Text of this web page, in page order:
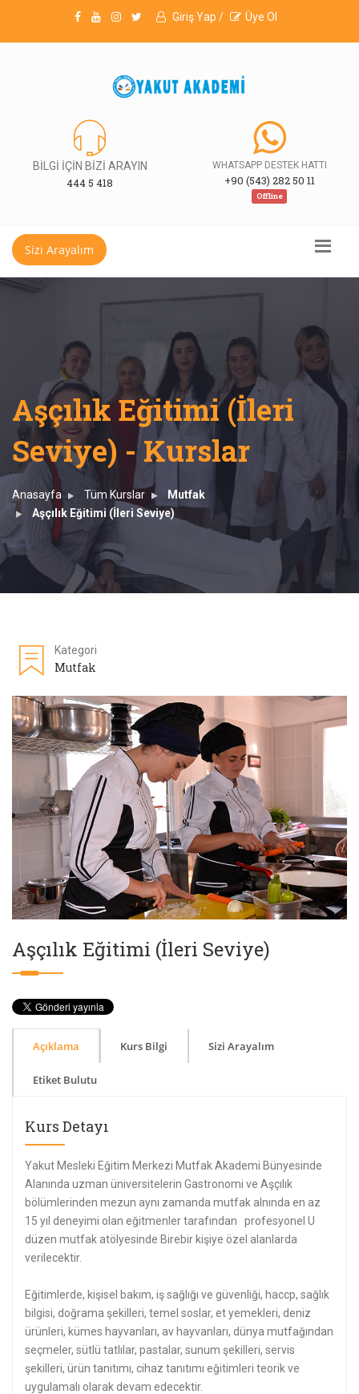
Giriş Yap / Üye Ol
BİLGİ İÇİN BİZİ ARAYIN
444 5 418
WHATSAPP DESTEK HATTI
+90 (543) 282 50 11
Offline
Sizi Arayalım
Aşçılık Eğitimi (İleri
Seviye) - Kurslar
Anasayfa Tüm Kurslar
Mutfak
Aşçılık Eğitimi (İleri Seviye)
Kategori
Mutfak
Aşçılık Eğitimi (İleri Seviye)
Açıklama Kurs Bilgi Sizi Arayalım
Etiket Bulutu
Kurs Detayı
Yakut Mesleki Eğitim Merkezi Mutfak Akademi Bünyesinde
Alanında uzman üniversitelerin Gastronomi ve Aşçılık
bölümlerinden mezun aynı zamanda mutfak alnında en az
15 yıl deneyimi olan eğitmenler tarafından profesyonel U
düzen mutfak atölyesinde Birebir kişiye özel alanlarda
verilecektir.
Eğitimlerde, kişisel bakım, iş sağlığı ve güvenliği, haccp, sağlık
bilgisi, doğrama şekilleri, temel soslar, et yemekleri, deniz
ürünleri, kümes hayvanları, av hayvanları, dünya mutfağından
seçmeler, sütlü tatlılar, pastalar, sunum şekilleri, servis
şekilleri, ürün tanıtımı, cihaz tanıtımı eğitimleri teorik ve
uygulamalı olarak devam edecektir.